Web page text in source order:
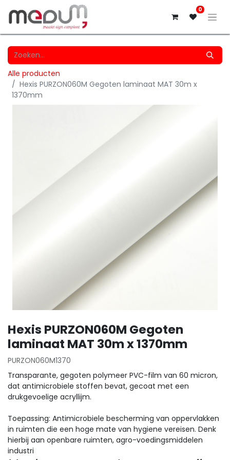
0
Alle producten
Hexis PURZON060M Gegoten laminaat MAT 30m x
1370mm
Hexis PURZON060M Gegoten
laminaat MAT 30m x 1370mm
PURZON060M1370
Transparante, gegoten polymeer PVC-film van 60 micron,
dat antimicrobiele stoffen bevat, gecoat met een
drukgevoelige acryllijm.
Toepassing: Antimicrobiele bescherming van oppervlakken
in ruimten die een hoge mate van hygiene vereisen. Denk
hierbij aan openbare ruimten, agro-voedingsmiddelen
industri